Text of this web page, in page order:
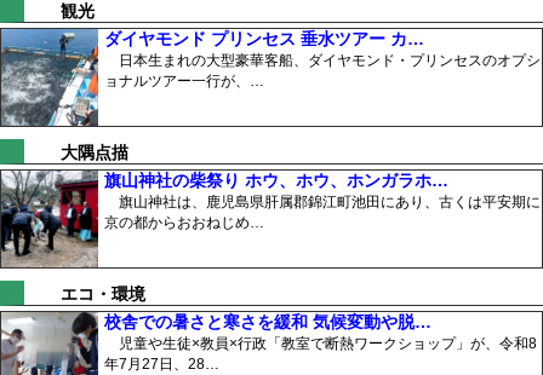
観光
ダイヤモンド プリンセス 垂水ツアー カ…
日本生まれの大型豪華客船、ダイヤモンド・プリンセスのオプシ
ョナルツアー一行が、…
大隅点描
旗山神社の柴祭り ホウ、ホウ、ホンガラホ…
旗山神社は、鹿児島県肝属郡錦江町池田にあり、古くは平安期に
京の都からおおねじめ…
エコ・環境
校舎での暑さと寒さを緩和 気候変動や脱…
児童や生徒×教員×行政「教室で断熱ワークショップ」が、令和8
年7月27日、28…